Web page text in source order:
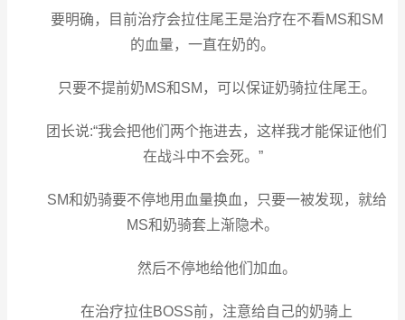
要明确，目前治疗会拉住尾王是治疗在不看MS和SM
的血量，一直在奶的。
只要不提前奶MS和SM，可以保证奶骑拉住尾王。
团长说:“我会把他们两个拖进去，这样我才能保证他们
在战斗中不会死。”
SM和奶骑要不停地用血量换血，只要一被发现，就给
MS和奶骑套上渐隐术。
然后不停地给他们加血。
在治疗拉住BOSS前，注意给自己的奶骑上